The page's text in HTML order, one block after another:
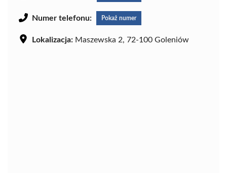
Numer telefonu: Pokaż numer
Lokalizacja: Maszewska 2, 72-100 Goleniów